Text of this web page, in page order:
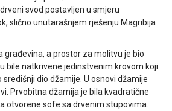
svod postavljen u smjeru
slično unutarašnjem rješenju Magribija
građevina, a prostor za molitvu je bio
bile natkrivene jedinstvenim krovom koji
dio džamije. U osnovi džamije
Prvobitna džamija je bila kvadratične
otvorene sofe sa drvenim stupovima.